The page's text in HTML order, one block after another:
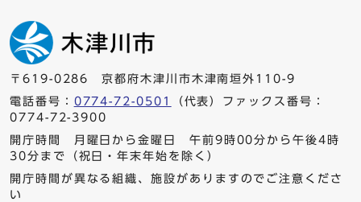
〒619-0286 京都府木津川市木津南垣外110-9
電話番号： 0774-72-0501
（代表）ファックス番号：
0774-72-3900
開庁時間 月曜日から金曜日 午前9時00分から午後4時
30分まで（祝日・年末年始を除く）
開庁時間が異なる組織、施設がありますのでご注意くださ
い